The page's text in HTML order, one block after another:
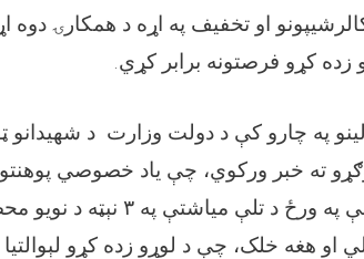
او تخفیف په اړه د همکارۍ دوه
زده کړو فرصتونه برابر کړي.
په چارو کې د دولت وزارت د شهیدانو
ته خبر ورکوي، چې یاد خصوصي
په ورځ د تلې میاشتې په ۳ نېټه د نویو
او هغه خلک، چې د لوړو زده کړو